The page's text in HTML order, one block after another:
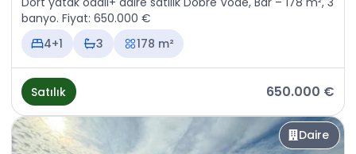
banyo. Fiyat: 650.000 €
4+1
3 178 m²
Satılık 650.000 €
Daire